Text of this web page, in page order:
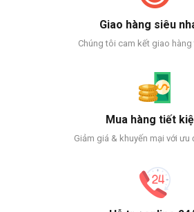
Giao hàng siêu
Chúng tôi cam kết giao hàng
Mua hàng tiết
Giảm giá & khuyến mại với ưu